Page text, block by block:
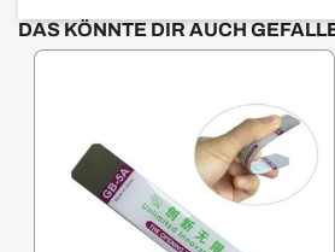
DAS KÖNNTE DIR AUCH